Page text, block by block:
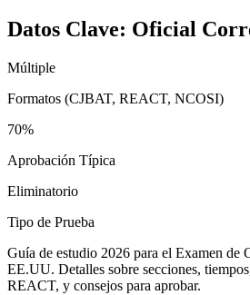
Datos Clave: Oficial
Múltiple
Formatos (CJBAT, REACT, NCOSI)
70%
Aprobación Típica
Eliminatorio
Tipo de Prueba
Guía de estudio 2026 para el Examen de
EE.UU. Detalles sobre secciones,
REACT, y consejos para aprobar.